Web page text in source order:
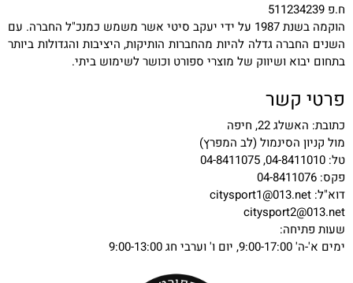
ח.פ 511234239
הוקמה בשנת 1987 על ידי יעקב סיטי אשר משמש כמנכ"ל החברה. עם
השנים החברה גדלה להיות מהחברות הותיקות, היציבות והגדולות ביותר
בתחום יבוא ושיווק של מוצרי ספורט וכושר לשימוש ביתי.
פרטי קשר
כתובת: האשלג 22, חיפה
מול קניון הסינמול (לב המפרץ)
טל: 04-8411010, 04-8411075
פקס: 04-8411076
דוא"ל: citysport1@013.net
citysport2@013.net
שעות פתיחה:
ימים א'-ה' 9:00-17:00, יום ו' וערבי חג 9:00-13:00